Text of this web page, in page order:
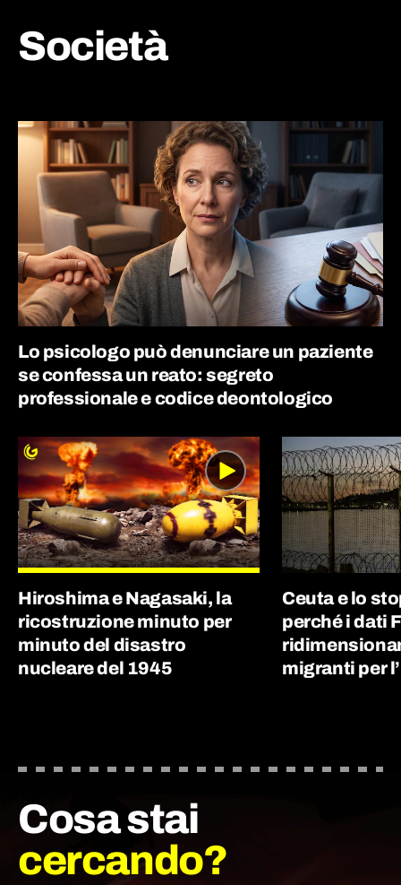
Società
Lo psicologo può denunciare un paziente
se confessa un reato: segreto
professionale e codice deontologico
Hiroshima e Nagasaki, la
ricostruzione minuto per
minuto del disastro
nucleare del 1945
Ceuta e lo
perché i dati
migranti per
Cosa stai
cercando?